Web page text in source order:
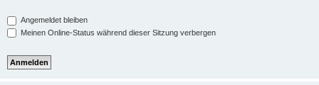
Angemeldet bleiben
Meinen Online-Status während dieser Sitzung verbergen